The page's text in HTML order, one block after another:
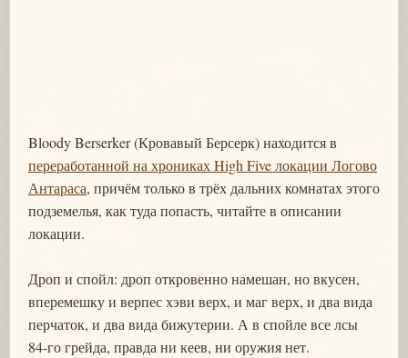
Bloody Berserker (Кровавый Берсерк) находится в
переработанной на хрониках High Five локации Логово
Антараса, причём только в трёх дальних комнатах этого
подземелья, как туда попасть, читайте в описании
локации.
Дроп и спойл: дроп откровенно намешан, но вкусен,
вперемешку и верпес хэви верх, и маг верх, и два вида
перчаток, и два вида бижутерии. А в спойле все лсы
84-го грейда, правда ни кеев, ни оружия нет.